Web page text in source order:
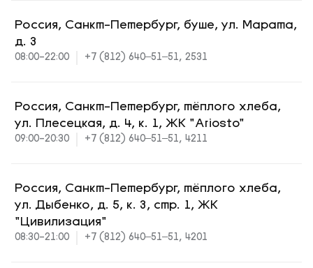
Россия, Санкт-Петербург, буше, ул. Марата,
д. 3
08:00-22:00 +7 (812) 640‒51‒51, 2531
Россия, Санкт-Петербург, тёплого хлеба,
ул. Плесецкая, д. 4, к. 1, ЖК "Ariosto"
09:00-20:30 +7 (812) 640‒51‒51, 4211
Россия, Санкт-Петербург, тёплого хлеба,
ул. Дыбенко, д. 5, к. 3, стр. 1, ЖК
"Цивилизация"
08:30-21:00 +7 (812) 640‒51‒51, 4201